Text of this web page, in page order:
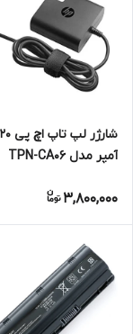
آمپر مدل TPN-CA06
3,800,000